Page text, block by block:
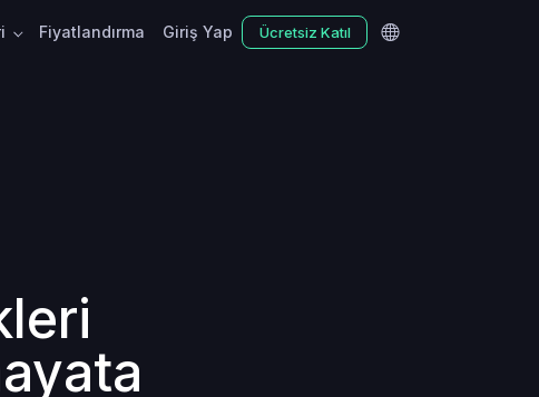
Fiyatlandırma Giriş Yap Ücretsiz Katıl